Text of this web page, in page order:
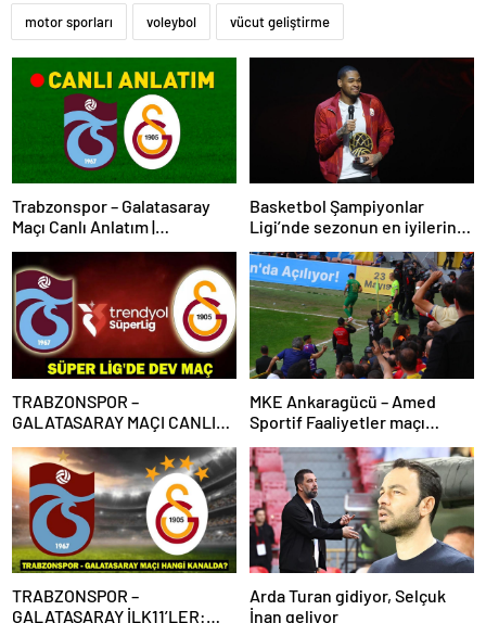
motor sporları voleybol vücut geliştirme
Trabzonspor – Galatasaray
Maçı Canlı Anlatım |
Trabzonspor – Galatasaray
Bein Sports 1 Canlı İzle | Lider,
Trabzon deplasmanında
Basketbol Şampiyonlar
Ligi’nde sezonun en iyilerine
ödülleri verildi
TRABZONSPOR –
GALATASARAY MAÇI CANLI
Galatasaray maçı canlı izleme
bilgileri! Süper Lig’de dev
maç!
MKE Ankaragücü – Amed
Sportif Faaliyetler maçı
TRABZONSPOR –
GALATASARAY İLK11’LER:
Arda Turan gidiyor, Selçuk
İnan geliyor